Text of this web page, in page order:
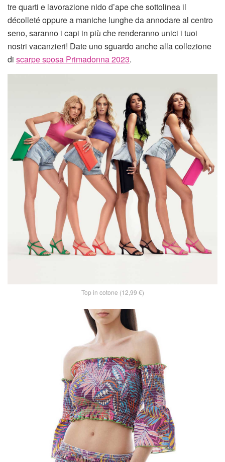
tre quarti e lavorazione nido d’ape che sottolinea il
décolleté oppure a maniche lunghe da annodare al centro
seno, saranno i capi in più che renderanno unici i tuoi
nostri vacanzieri! Date uno sguardo anche alla collezione
di scarpe sposa Primadonna 2023.
Top in cotone (12,99 €)